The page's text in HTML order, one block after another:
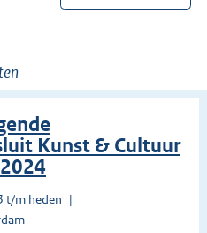
Kunst & Cultuur
t/m heden